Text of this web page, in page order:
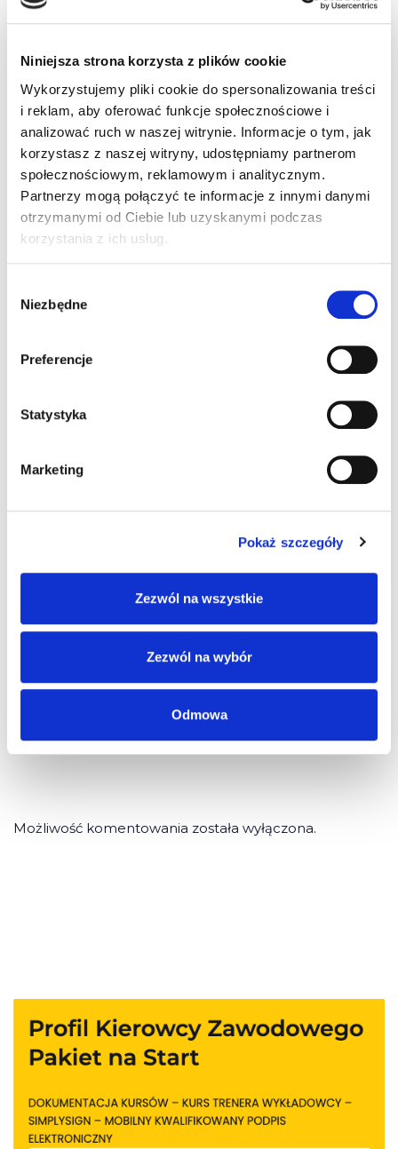
Niniejsza strona korzysta z plików cookie
Wykorzystujemy pliki cookie do spersonalizowania treści
i reklam, aby oferować funkcje społecznościowe i
analizować ruch w naszej witrynie. Informacje o tym, jak
korzystasz z naszej witryny, udostępniamy partnerom
społecznościowym, reklamowym i analitycznym.
Partnerzy mogą połączyć te informacje z innymi danymi
otrzymanymi od Ciebie lub uzyskanymi podczas
korzystania z ich usług.
zgody
Niezbędne
Preferencje
Statystyka
Marketing
Pokaż szczegóły
Zezwól na wszystkie
Zezwól na wybór
Odmowa
Drugie miejsce zajął sierż. Tomasz Tarała z Komendy
Powiatowej Policji w Pabianicach, który uzyskał 92
punkty. Na trzecim miejscu był sierż.Marcin Kleczko z
Komendy Miejskiej Policji w Skierniewicach z
dorobkiem 90 punktów.
Trzej finaliści zostali wyróżnieni przez Zastępcę
pieniężnymi. Na zakończenie imprezy wykonano
3 komentarze do “Najlepszy policjant
Pingback:
chocolate bar for sale magic mushroom chocolate
bars for sale mushroom chocolate bars buy albino
for sale microdose mushroom alacabenzi-mushroom-
strain microdose-focus grea
Pingback:
Możliwość komentowania została wyłączona.